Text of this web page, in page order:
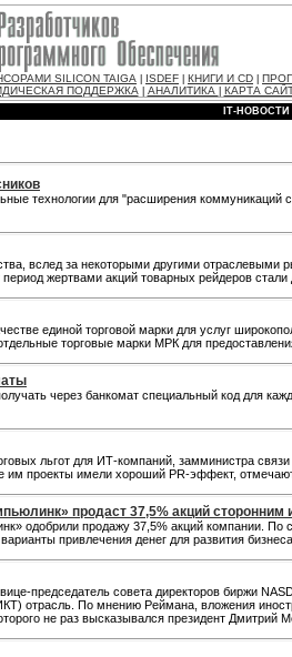
SILICON TAIGA ISDEF КНИГИ И CD
ПОДДЕРЖКА| АНАЛИТИКА КАРТА
IT-НОВОСТИ
технологии для "расширения
вслед за некоторыми другими
жертвами акций товарных рейдеров
единой торговой марки для услуг
торговые марки МРК для
через банкомат специальный код для
льгот для ИТ-компаний, замминистра
проекты имели хороший PR-эффект, отмечают
продаст 37,5% акций сторонним
одобрили продажу 37,5% акций компании.
привлечения денег для развития
председатель совета директоров биржи
отрасль. По мнению Реймана, вложения
не раз высказывался президент Дмитрий